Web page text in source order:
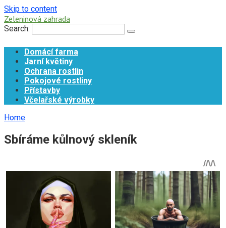
Skip to content
Zeleninová zahrada
Search:
Domácí farma
Jarní květiny
Ochrana rostlin
Pokojové rostliny
Přístavby
Včelařské výrobky
Home
Sbíráme kůlnový skleník